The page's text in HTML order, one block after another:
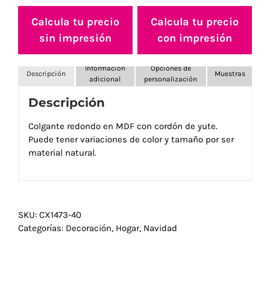
Calcula tu precio
sin impresión
Calcula tu precio
con impresión
Descripción
Información
adicional
Opciones de
personalización
Muestras
Descripción
Colgante redondo en MDF con cordón de yute.
Puede tener variaciones de color y tamaño por ser
material natural.
SKU: CX1473-40
Categorías: Decoración, Hogar, Navidad